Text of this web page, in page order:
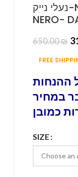
נעלי נייק-Nike Air Max 2017-
NERO-
650.00₪
ההנחות
במחיר
כמובן
SIZE